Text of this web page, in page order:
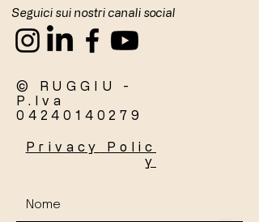
Seguici sui nostri canali social
© RUGGIU -
P.Iva
04240140279
Privacy
Polic
y